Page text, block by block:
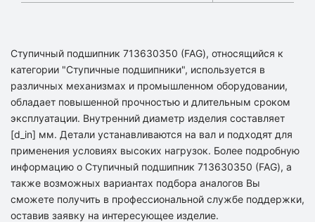
Ступичный подшипник 713630350 (FAG), относящийся к
категории "Ступичные подшипники", используется в
различных механизмах и промышленном оборудовании,
обладает повышенной прочностью и длительным сроком
эксплуатации. Внутренний диаметр изделия составляет
[d_in] мм. Детали устанавливаются на вал и подходят для
применения условиях высоких нагрузок. Более подробную
информацию о Ступичный подшипник 713630350 (FAG), а
также возможных вариантах подбора аналогов Вы
сможете получить в профессиональной службе поддержки,
оставив заявку на интересующее изделие.